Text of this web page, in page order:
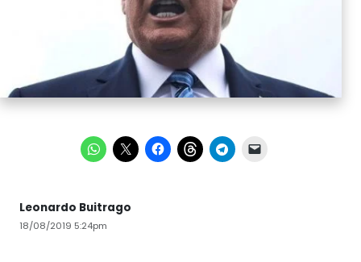
Leonardo Buitrago
18/08/2019 5:24pm